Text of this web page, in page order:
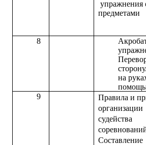
упражнения
предметами
8
на
9
Правила и
судейства
Составление